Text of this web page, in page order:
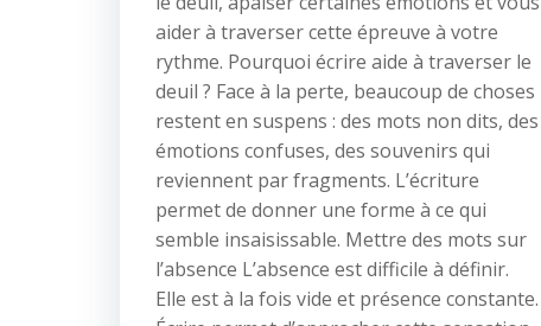
aider à traverser cette épreuve à votre
rythme. Pourquoi écrire aide à traverser le
deuil ? Face à la perte, beaucoup de choses
restent en suspens : des mots non dits, des
émotions confuses, des souvenirs qui
reviennent par fragments. L’écriture
permet de donner une forme à ce qui
semble insaisissable. Mettre des mots sur
l’absence L’absence est difficile à définir.
Elle est à la fois vide et présence constante.